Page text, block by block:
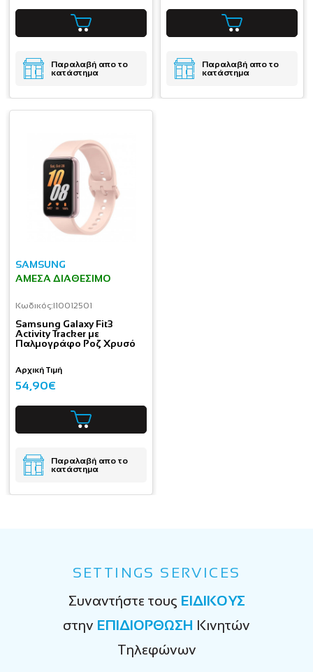
Παραλαβή απο το
κατάστημα
Παραλαβή απο το
κατάστημα
SAMSUNG
ΆΜΕΣΑ ΔΙΑΘΈΣΙΜΟ
Κωδικός:I10012501
Samsung Galaxy Fit3
Activity Tracker με
Παλμογράφο Ροζ Χρυσό
Αρχική Τιμή
54,90€
Παραλαβή απο το
κατάστημα
SETTINGS SERVICES
Συναντήστε τους ΕΙΔΙΚΟΥΣ
στην ΕΠΙΔΙΟΡΘΩΣΗ Κινητών
Τηλεφώνων